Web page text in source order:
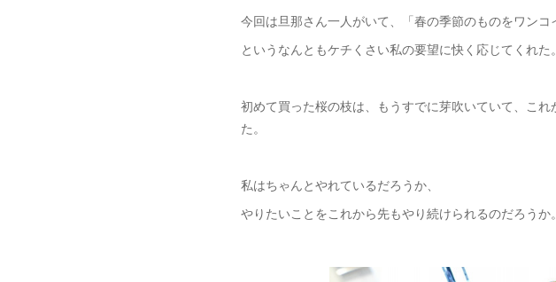
今回は旦那さん一人がいて、「春の季節のものをワンコ
というなんともケチくさい私の要望に快く応じてくれた。
初めて買った桜の枝は、もうすでに芽吹いていて、こ
た。
私はちゃんとやれているだろうか、
やりたいことをこれから先もやり続けられるのだろうか。